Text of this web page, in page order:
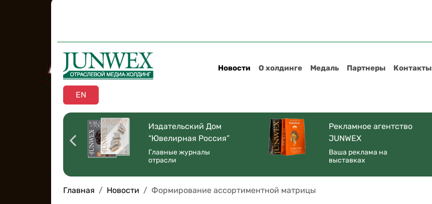
Новости О холдинге Медаль Партнеры Контакты
EN
Издательский Дом
“Ювелирная Россия”
Главные журналы
отрасли
Рекламное агентство
JUNWEX
Ваша реклама на
выставках
Главная Новости Формирование ассортиментной матрицы